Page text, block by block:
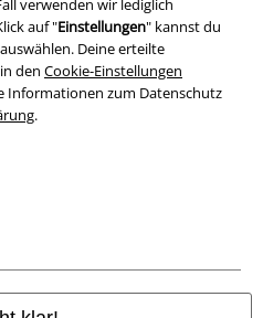
verwenden wir lediglich
auf "Einstellungen" kannst du
Deine erteilte
den Cookie-Einstellungen
Informationen zum Datenschutz
.
HGmbH